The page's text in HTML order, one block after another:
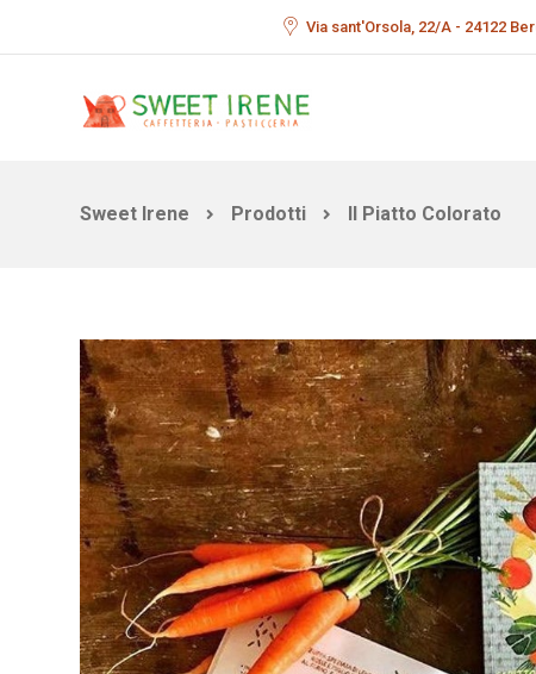
Via sant'Orsola, 22/A - 24122
Sweet Irene Prodotti Il Piatto Colorato